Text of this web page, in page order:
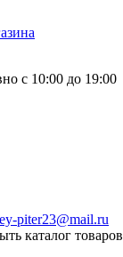
с 10:00 до 19:00
piter23@mail.ru
каталог товаров